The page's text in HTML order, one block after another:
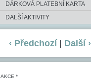
DÁRKOVÁ PLATEBNÍ KARTA
DALŠÍ AKTIVITY
‹ Předchozí Další ›
AKCE *